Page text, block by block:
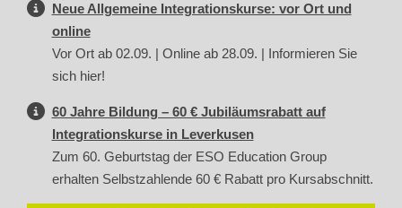
Neue Allgemeine Integrationskurse: vor Ort und
online
Vor Ort ab 02.09. | Online ab 28.09. | Informieren Sie
sich hier!
60 Jahre Bildung – 60 € Jubiläumsrabatt auf
Integrationskurse in Leverkusen
Zum 60. Geburtstag der ESO Education Group
erhalten Selbstzahlende 60 € Rabatt pro Kursabschnitt.